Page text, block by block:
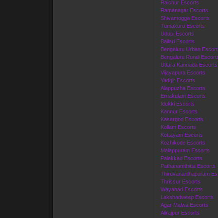
Raichur Escorts
Ramanagar Escorts
Shivamogga Escorts
Tumakuru Escorts
Udupi Escorts
Ballari Escorts
Bengaluru Urban
Bengaluru Rurali
Uttara Kannada Escorts
Vijayapura Escorts
Yadgir Escorts
Alappuzha Escorts
Ernakulam Escorts
Idukki Escorts
Kannur Escorts
Kasargod Escorts
Kollam Escorts
Kottayam Escorts
Kozhikode Escorts
Malappuram Escorts
Palakkad Escorts
Pathanamthitta Escorts
Thiruvananthapuram
Thrissur Escorts
Wayanad Escorts
Lakshadweep Escorts
Agar Malwa Escorts
Alirajpur Escorts